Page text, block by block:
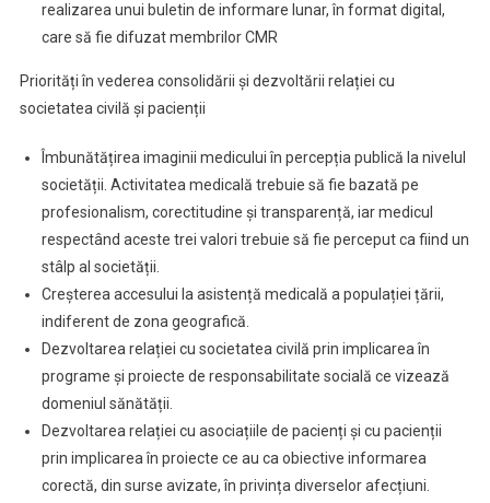
realizarea unui buletin de informare lunar, în format digital,
care să fie difuzat membrilor CMR
Priorități în vederea consolidării și dezvoltării relației cu
societatea civilă și pacienții
Îmbunătățirea imaginii medicului în percepția publică la nivelul
societății. Activitatea medicală trebuie să fie bazată pe
profesionalism, corectitudine și transparență, iar medicul
respectând aceste trei valori trebuie să fie perceput ca fiind un
stâlp al societății.
Creșterea accesului la asistență medicală a populației țării,
indiferent de zona geografică.
Dezvoltarea relației cu societatea civilă prin implicarea în
programe și proiecte de responsabilitate socială ce vizează
domeniul sănătății.
Dezvoltarea relației cu asociațiile de pacienți și cu pacienții
prin implicarea în proiecte ce au ca obiective informarea
corectă, din surse avizate, în privința diverselor afecțiuni.